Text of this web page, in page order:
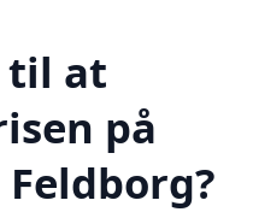
til at
på